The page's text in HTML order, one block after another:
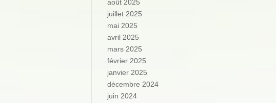
août 2025
juillet 2025
mai 2025
avril 2025
mars 2025
février 2025
janvier 2025
décembre 2024
juin 2024